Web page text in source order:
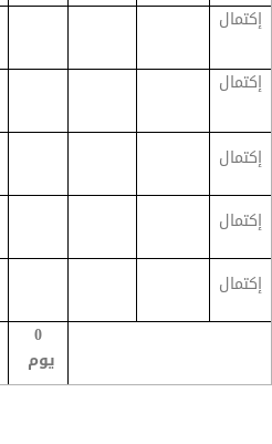
إكتمال
إكتمال
إكتمال
إكتمال
إكتمال
0
يوم